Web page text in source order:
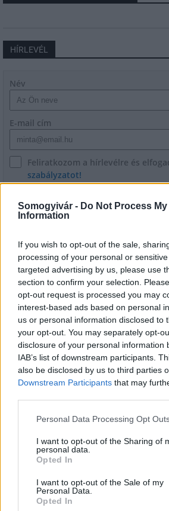
Somogyivár - Do Not Process My
Information
If you wish to opt-out of the sale,
processing of your personal or
targeted advertising by us, please use
section to confirm your selection.
opt-out request is processed you may
interest-based ads based on personal
us or personal information disclosed to
your opt-out. You may separately opt-
disclosure of your personal information
IAB’s list of downstream participants.
also be disclosed by us to third parties
Downstream Participants that may
Please note that this website/app uses
not limited to your visit or usage
grant or deny consent to Google and its
use your data for below specified
consent section.
Personal Data Processing Opt
I want to opt-out of the Sharing of
personal data.
Opted In
I want to opt-out of the Sale of my
Personal Data.
Opted In
HÍRLEVÉL
Név
E-mail cím
Feliratkozom a hírlevélre és
szabályzatot!
LEGFRISSEBB
KEVESEBB FÉNYT!
Országos hírek
Kecskeméten is
továbbképzésekkel
Egyetem
Aktuális
Feltárulnak a Balaton titkai
legszárazabb időszakában akár 0,7-1,7
állhatott a Balaton vize. A
múlva akár a több ezer évvel ezelőtti
tapasztalt állapotokhoz is közel kerülhet
Környezet- és Tájföldrajzi Tanszék, a
HUN-REN CSFK Földtani és Geokémiai